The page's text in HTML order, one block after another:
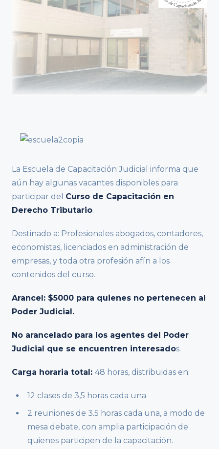
La Escuela de Capacitación Judicial informa que
aún hay algunas vacantes disponibles para
participar del Curso de Capacitación en
Derecho Tributario.
Destinado a: Profesionales abogados, contadores,
economistas, licenciados en administración de
empresas, y toda otra profesión afín a los
contenidos del curso.
Arancel: $5000 para quienes no pertenecen al
Poder Judicial.
No arancelado para los agentes del Poder
Judicial que se encuentren interesados.
Carga horaria total: 48 horas, distribuidas en:
12 clases de 3,5 horas cada una
2 reuniones de 3.5 horas cada una, a modo de
mesa debate, con amplia participación de
quienes participen de la capacitación.